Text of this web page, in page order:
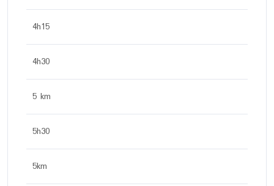
4h15
4h30
5 km
5h30
5km